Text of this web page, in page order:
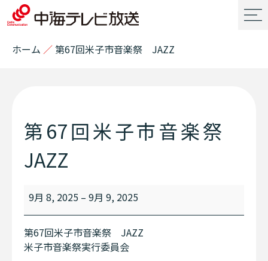
ホーム ／第67回米子市音楽祭 JAZZ
第67回米子市音楽祭
JAZZ
9月 8, 2025 – 9月 9, 2025
第67回米子市音楽祭 JAZZ
米子市音楽祭実行委員会